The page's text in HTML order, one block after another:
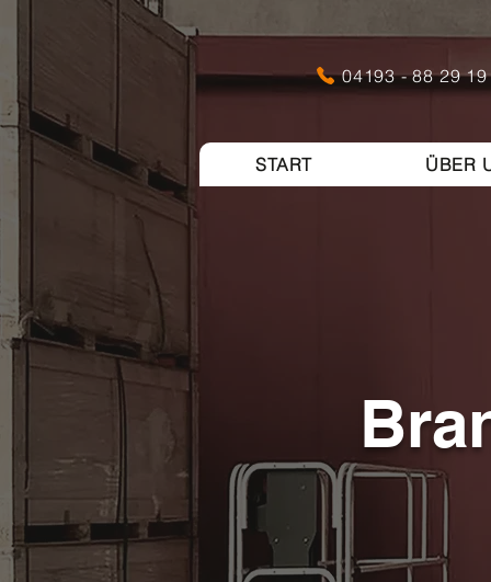
04193 - 88 29
START ÜBER